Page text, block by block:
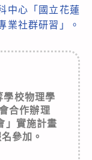
中心「國立花蓮
業社群研習」。
學校物理學
合作辦理
」實施計畫
參加。